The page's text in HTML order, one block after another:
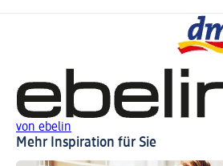
von ebelin
Mehr Inspiration für Sie